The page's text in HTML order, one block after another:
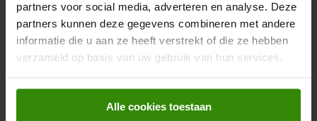
partners voor social media, adverteren en analyse. Deze
partners kunnen deze gegevens combineren met andere
informatie die u aan ze heeft verstrekt of die ze hebben
verzameld op basis van uw gebruik van hun services.
Alle cookies toestaan
Samsung OLED 4K 48S93F
(2025)
OLED TV